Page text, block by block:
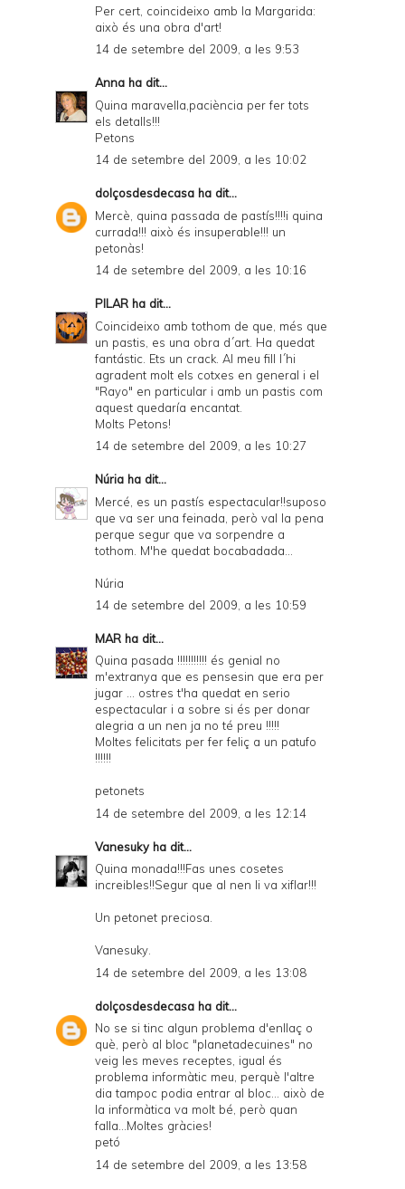
Per cert, coincideixo amb la Margarida:
això és una obra d'art!
14 de setembre del 2009, a les 9:53
Anna ha dit...
Quina maravella,paciència per fer tots
els detalls!!!
Petons
14 de setembre del 2009, a les 10:02
dolçosdesdecasa ha dit...
Mercè, quina passada de pastís!!!!i quina
currada!!! això és insuperable!!! un
petonàs!
14 de setembre del 2009, a les 10:16
PILAR ha dit...
Coincideixo amb tothom de que, més que
un pastis, es una obra d´art. Ha quedat
fantástic. Ets un crack. Al meu fill l´hi
agradent molt els cotxes en general i el
"Rayo" en particular i amb un pastis com
aquest quedaría encantat.
Molts Petons!
14 de setembre del 2009, a les 10:27
Núria ha dit...
Mercé, es un pastís espectacular!!suposo
que va ser una feinada, però val la pena
perque segur que va sorpendre a
tothom. M'he quedat bocabadada...
Núria
14 de setembre del 2009, a les 10:59
MAR ha dit...
Quina pasada !!!!!!!!!!! és genial no
m'extranya que es pensesin que era per
jugar ... ostres t'ha quedat en serio
espectacular i a sobre si és per donar
alegria a un nen ja no té preu !!!!!
Moltes felicitats per fer feliç a un patufo
!!!!!!
petonets
14 de setembre del 2009, a les 12:14
Vanesukyha dit...
Quina monada!!!Fas unes cosetes
increibles!!Segur que al nen li va xiflar!!!
Un petonet preciosa.
Vanesuky.
14 de setembre del 2009, a les 13:08
dolçosdesdecasa ha dit...
No se si tinc algun problema d'enllaç o
què, però al bloc "planetadecuines" no
veig les meves receptes, igual és
problema informàtic meu, perquè l'altre
dia tampoc podia entrar al bloc... això de
la informàtica va molt bé, però quan
falla...Moltes gràcies!
petó
14 de setembre del 2009, a les 13:58